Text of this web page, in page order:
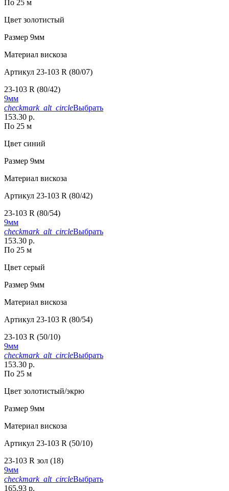
По 25 м
Цвет золотистый
Размер 9мм
Материал вискоза
Артикул 23-103 R (80/07)
23-103 R (80/42)
9мм
checkmark_alt_circleВыбрать
153.30 р.
По 25 м
Цвет синий
Размер 9мм
Материал вискоза
Артикул 23-103 R (80/42)
23-103 R (80/54)
9мм
checkmark_alt_circleВыбрать
153.30 р.
По 25 м
Цвет серый
Размер 9мм
Материал вискоза
Артикул 23-103 R (80/54)
23-103 R (50/10)
9мм
checkmark_alt_circleВыбрать
153.30 р.
По 25 м
Цвет золотистый/экрю
Размер 9мм
Материал вискоза
Артикул 23-103 R (50/10)
23-103 R зол (18)
9мм
checkmark_alt_circleВыбрать
165.93 р.